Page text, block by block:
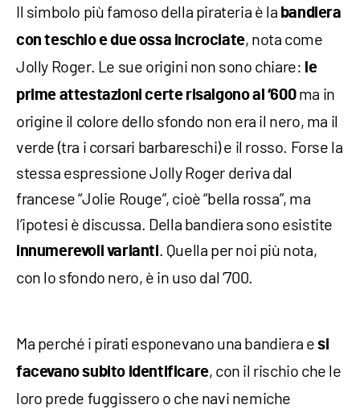
Il simbolo più famoso della pirateria è la bandiera
con teschio e due ossa incrociate, nota come
Jolly Roger. Le sue origini non sono chiare: le
prime attestazioni certe risalgono al ‘600ma in
origine il colore dello sfondo non era il nero, ma il
verde (tra i corsari barbareschi) e il rosso. Forse la
stessa espressione Jolly Roger deriva dal
francese “Jolie Rouge”, cioè “bella rossa”, ma
l’ipotesi è discussa. Della bandiera sono esistite
innumerevoli varianti. Quella per noi più nota,
con lo sfondo nero, è in uso dal ‘700.
Ma perché i pirati esponevano una bandiera e si
facevano subito identificare, con il rischio che le
loro prede fuggissero o che navi nemiche